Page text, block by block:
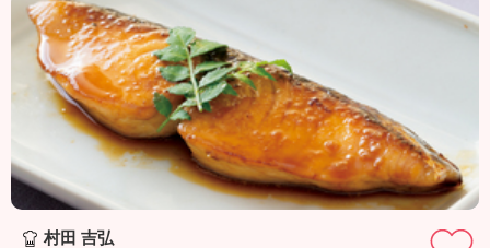
の
料
理
」
村田 吉弘